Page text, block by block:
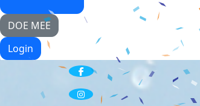
DOE MEE
Login